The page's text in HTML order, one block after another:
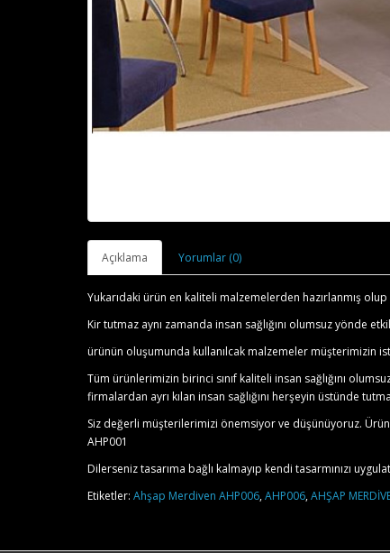
Açıklama Yorumlar (0)
Yukarıdaki ürün en kaliteli malzemelerden hazırlanmış
Kir tutmaz aynı zamanda insan sağlığını olumsuz yönde
ürünün oluşumunda kullanılcak malzemeler müşterimizin
Tüm ürünlerimizin birinci sınıf kaliteli insan sağlığını
firmalardan ayrı kılan insan sağlığını herşeyin üstünde
Siz değerli müşterilerimizi önemsiyor ve düşünüyoruz.
AHP001
Dilerseniz tasarıma bağlı kalmayıp kendi tasarmınızı
Etiketler: Ahşap Merdiven AHP006,AHP006,AHŞAP